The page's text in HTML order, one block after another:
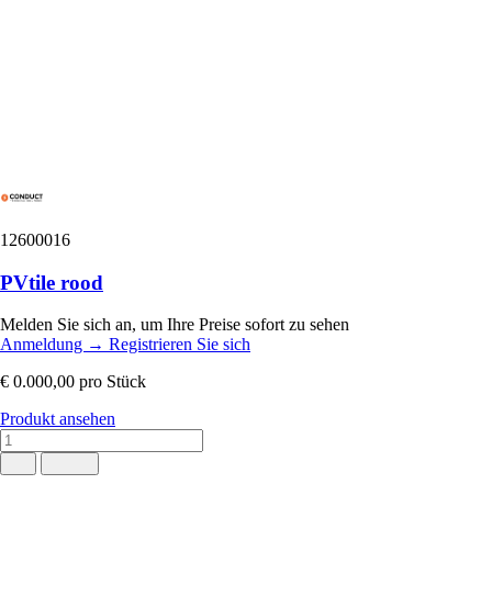
12600016
PVtile rood
Melden Sie sich an, um Ihre Preise sofort zu sehen
Anmeldung → Registrieren Sie sich
€ 0.000,00 pro Stück
Produkt ansehen